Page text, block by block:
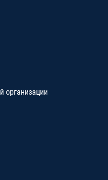
организации